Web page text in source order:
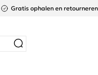
Gratis ophalen en